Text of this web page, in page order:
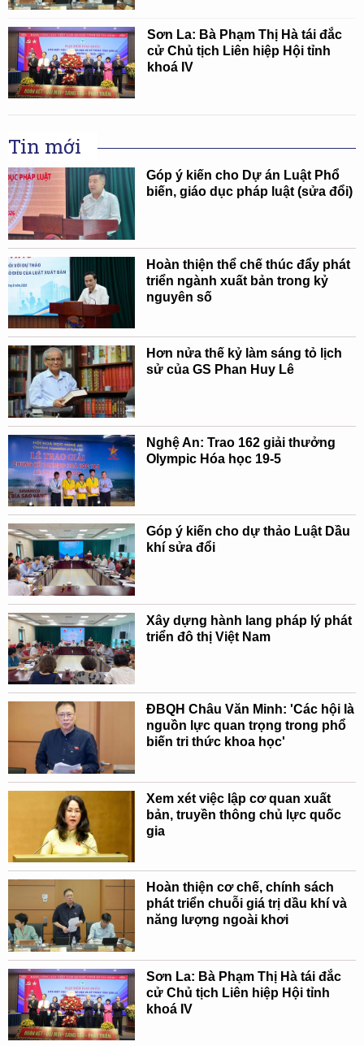
Sơn La: Bà Phạm Thị Hà tái đắc
cử Chủ tịch Liên hiệp Hội tỉnh
khoá IV
Tin mới
Góp ý kiến cho Dự án Luật Phổ
biến, giáo dục pháp luật (sửa đổi)
Hoàn thiện thể chế thúc đẩy phát
triển ngành xuất bản trong kỷ
nguyên số
Hơn nửa thế kỷ làm sáng tỏ lịch
sử của GS Phan Huy Lê
Nghệ An: Trao 162 giải thưởng
Olympic Hóa học 19-5
Góp ý kiến cho dự thảo Luật Dầu
khí sửa đổi
Xây dựng hành lang pháp lý phát
triển đô thị Việt Nam
ĐBQH Châu Văn Minh: 'Các hội là
nguồn lực quan trọng trong phổ
biến tri thức khoa học'
Xem xét việc lập cơ quan xuất
bản, truyền thông chủ lực quốc
gia
Hoàn thiện cơ chế, chính sách
phát triển chuỗi giá trị dầu khí và
năng lượng ngoài khơi
Sơn La: Bà Phạm Thị Hà tái đắc
cử Chủ tịch Liên hiệp Hội tỉnh
khoá IV